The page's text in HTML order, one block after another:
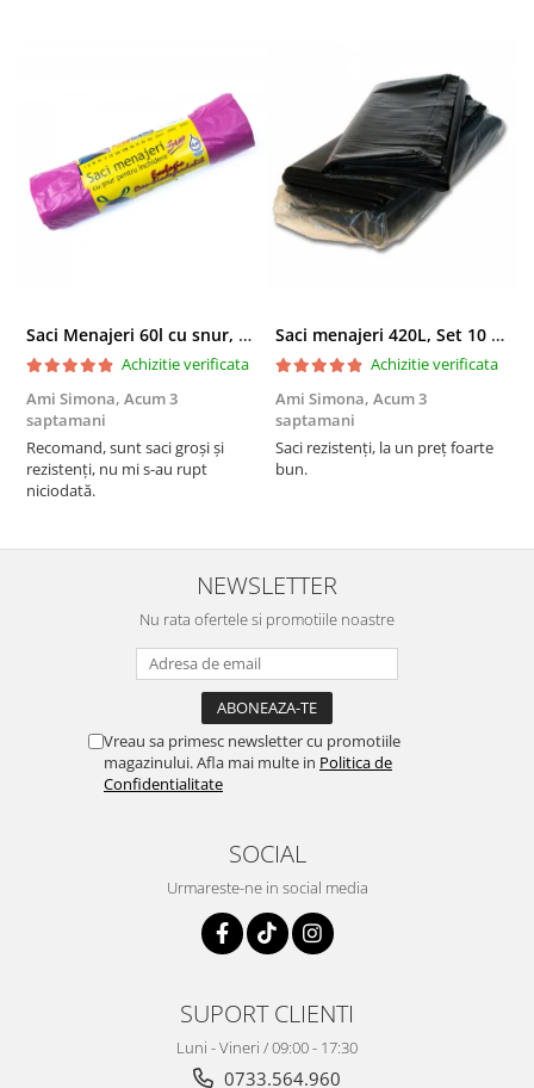
aspect elegant, potrivit pentru locații moderne
ideale pentru restaurante, cafenele, baruri,
catering, hoteluri
consumabile HoReCa eficiente pentru controlul
costurilor
Dacă administrezi o locație HoReCa și cauți
pentru aprovizionare constantă.
Saci Menajeri 60l cu snur, Roz, 10buc/rola
Achizitie verificata
Ami Simona, Acum 3
saptamani
Recomand, sunt saci groși și
rezistenți, nu mi s-au rupt
niciodată.
Saci menajeri 420L, Set 10 bucati
Achizitie verificata
Ami Simona, Acum 3
saptamani
Saci rezistenți, la un preț foarte
bun.
NEWSLETTER
Nu rata ofertele si promotiile noastre
Vreau sa primesc newsletter cu promotiile
magazinului. Afla mai multe in Politica de
Confidentialitate
SOCIAL
Urmareste-ne in social media
SUPORT CLIENTI
Luni - Vineri / 09:00 - 17:30
0733.564.960